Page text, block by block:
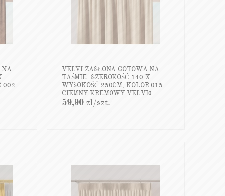
NA
002
VELVI ZASŁONA GOTOWA NA
TAŚMIE, SZEROKOŚĆ 140 X
WYSOKOŚĆ 250CM, KOLOR 015
CIEMNY KREMOWY VELVI0
59,90zł/szt.